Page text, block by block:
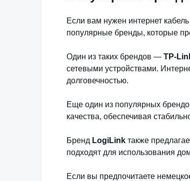
Если вам нужен интернет
популярные бренды, которые
Один из таких брендов — TP-
сетевыми устройствами.
долговечностью.
Еще один из популярных
качества, обеспечивая
Бренд LogiLink также
подходят для использования
Если вы предпочитаете